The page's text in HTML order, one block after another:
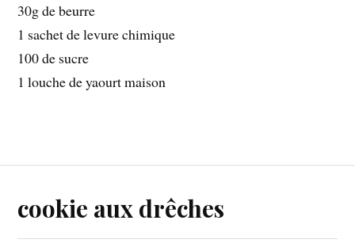
30g de beurre
1 sachet de levure chimique
100 de sucre
1 louche de yaourt maison
cookie aux drêches